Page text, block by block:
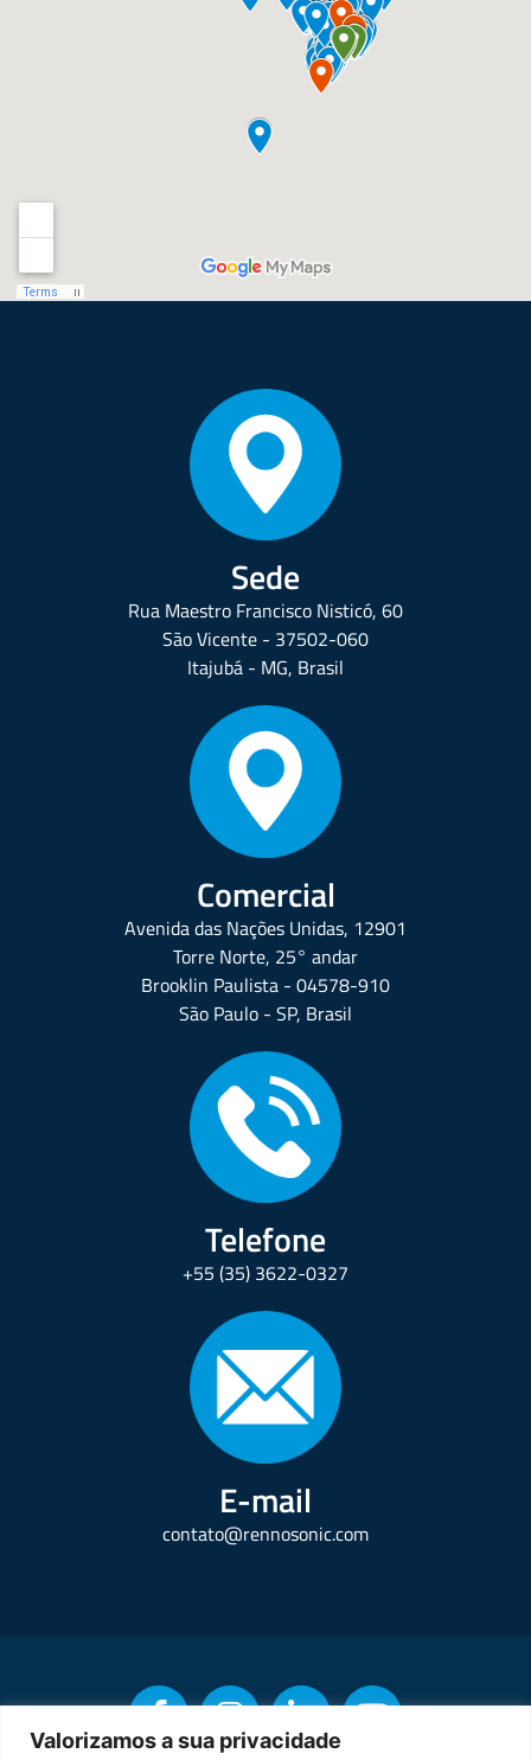
Valorizamos a sua privacidade
Sede
Rua Maestro Francisco Nisticó, 60
São Vicente - 37502-060
Itajubá - MG, Brasil
Comercial
Avenida das Nações Unidas, 12901
Torre Norte, 25° andar
Brooklin Paulista - 04578-910
São Paulo - SP, Brasil
Telefone
+55 (35) 3622-0327
E-mail
contato@rennosonic.com